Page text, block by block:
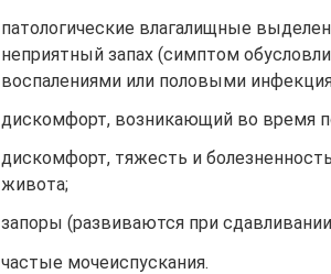
патологические влагалищные
неприятный запах (симптом
воспалениями или половыми
дискомфорт, возникающий во время
дискомфорт, тяжесть и
живота;
запоры (развиваются при
частые мочеиспускания.